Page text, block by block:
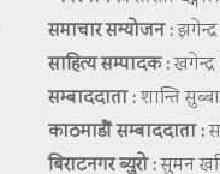
समाचार सम्योजन :
साहित्य सम्पादक :
सम्बाददाता :शान्ति सुब्बा
काठमाडौं सम्बाददाता :
बिराटनगर ब्युरो :सुमन